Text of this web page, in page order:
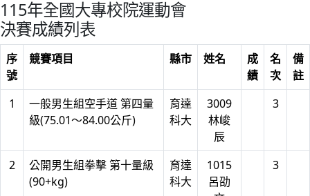
115年全國大專校院運動會
決賽成績列表
序
號
競賽項目 縣市 姓名
成
績
名
次
備
註
1
一般男生組空手道 第四量
級(75.01～84.00公斤)
育達
科大
3009
林峻
辰
3
2
公開男生組拳擊 第十量級
(90+kg)
育達
科大
1015
呂劭
3